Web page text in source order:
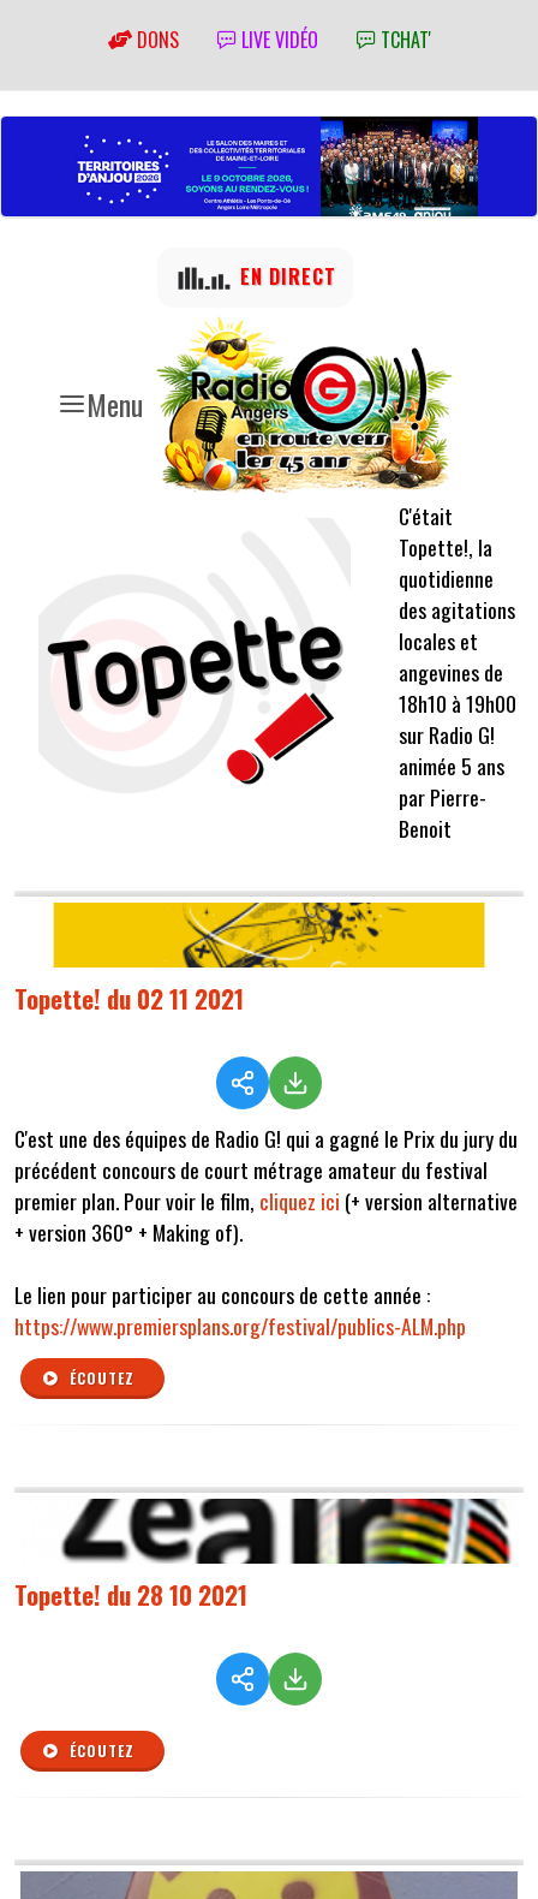
DONS LIVE VIDÉO TCHAT'
Menu
EN DIRECT
C'était
Topette!, la
quotidienne
des agitations
locales et
angevines de
18h10 à 19h00
sur Radio G!
animée 5 ans
par Pierre-
Benoit
Topette! du 02 11 2021
C'est une des équipes de Radio G! qui a gagné le Prix du jury du
précédent concours de court métrage amateur du festival
premier plan. Pour voir le film, cliquez ici (+ version alternative
+ version 360° + Making of).
Le lien pour participer au concours de cette année :
https://www.premiersplans.org/festival/publics-ALM.php
ÉCOUTEZ
Topette! du 28 10 2021
ÉCOUTEZ